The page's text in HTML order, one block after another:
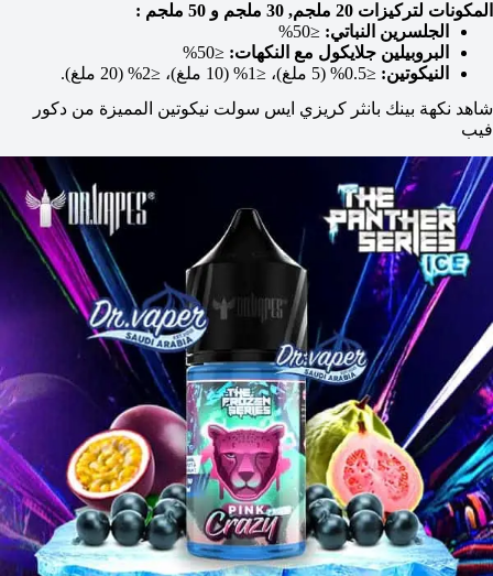
المكونات لتركيزات 20 ملجم, 30 ملجم و 50 ملجم :
الجلسرين النباتي: ≤50%
البروبيلين جلايكول مع النكهات: ≤50%
النيكوتين: ≤0.5% (5 ملغ)، ≤1% (10 ملغ)، ≤2% (20 ملغ).
شاهد نكهة بينك بانثر كريزي ايس سولت نيكوتين المميزة من دكور
فيب